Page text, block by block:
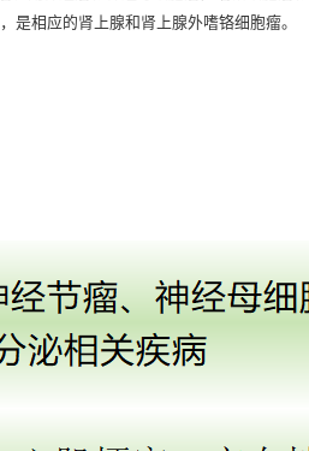
是相应的肾上腺和肾上腺外嗜铬细胞瘤。